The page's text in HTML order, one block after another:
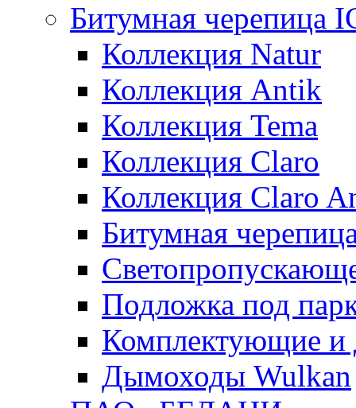
Битумная черепица
Коллекция Natur
Коллекция Antik
Коллекция Tema
Коллекция Claro
Коллекция Claro
Битумная
Подложка под
Комплектующие и
Дымоходы Wulkan